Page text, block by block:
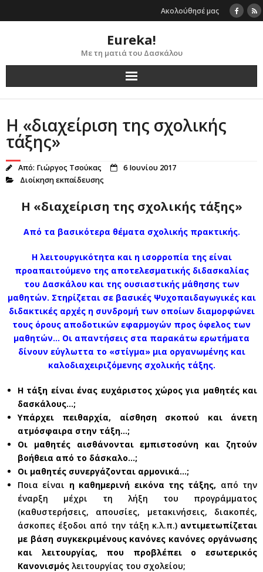
to
Ακολούθησέ μας
Eureka!
Με τη ματιά του Δασκάλου
Η «διαχείριση της σχολικής
τάξης»
Από: Γιώργος Τσούκας
6 Ιουνίου 2017
Διοίκηση εκπαίδευσης
Η «διαχείριση της σχολικής τάξης»
Από τα βασικότερα θέματα σχολικής πρακτικής.
Η λειτουργικότητα και η ισορροπία της είναι
προαπαιτούμενο της αποτελεσματικής διδασκαλίας
του Δασκάλου και της ουσιαστικής μάθησης των
μαθητών. Στηρίζεται σε βασικές Ψυχοπαιδαγωγικές και
διδακτικές αρχές η συνδρομή των οποίων διαμορφώνει
τους όρους αποδοτικών εφαρμογών προς όφελος των
μαθητών… Οι απαντήσεις στα παρακάτω ερωτήματα
δίνουν εύγλωττα το «στίγμα» μια οργανωμένης και
καλοδιαχειριζόμενης σχολικής τάξης.
Η τάξη είναι ένας ευχάριστος χώρος για μαθητές και
δασκάλους…;
Υπάρχει πειθαρχία, αίσθηση σκοπού και άνετη
ατμόσφαιρα στην τάξη…;
Οι μαθητές αισθάνονται εμπιστοσύνη και ζητούν
βοήθεια από το δάσκαλο…;
Οι μαθητές συνεργάζονται αρμονικά…;
Ποια είναι η καθημερινή εικόνα της τάξης, από την
έναρξη μέχρι τη λήξη του προγράμματος
(καθυστερήσεις, απουσίες, μετακινήσεις, διακοπές,
άσκοπες έξοδοι από την τάξη κ.λ.π.) αντιμετωπίζεται
με βάση συγκεκριμένους κανόνες κανόνες οργάνωσης
και λειτουργίας, που προβλέπει ο εσωτερικός
Κανονισμός λειτουργίας του σχολείου;